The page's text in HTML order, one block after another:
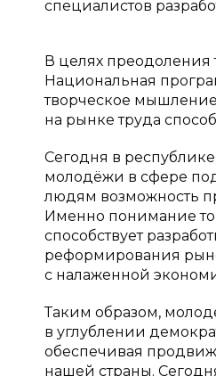
специалистов
В целях преодоления
Национальная
творческое
на рынке труда
Сегодня в
молодёжи в сфере
людям возможность
Именно понимание
способствует
реформирования
с налаженной
Таким образом,
в углублении
обеспечивая
нашей страны.